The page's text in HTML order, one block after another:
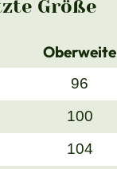
Größe
Oberweite
96
100
104